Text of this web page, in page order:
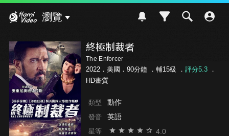
瀏覽
終極制裁者
The Enforcer
2022．美國．90分鐘 ． 輔15級 ． 評分5.3．
HD畫質
類型 動作
發音 英語
星等 4.0